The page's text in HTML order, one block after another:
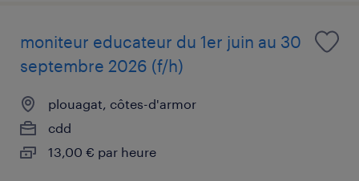
moniteur educateur du 1er juin au 30
septembre 2026 (f/h)
plouagat, côtes-d'armor
cdd
13,00 € par heure